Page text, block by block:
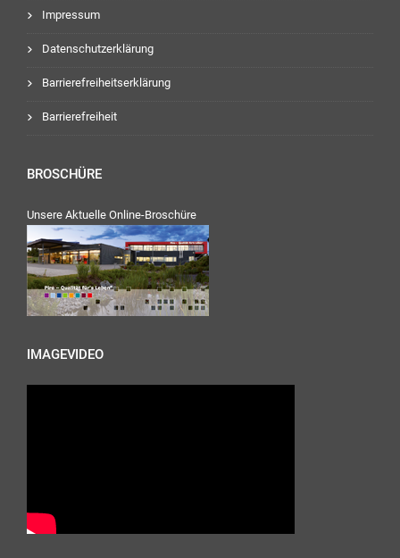
Impressum
Datenschutzerklärung
Barrierefreiheitserklärung
Barrierefreiheit
BROSCHÜRE
Unsere Aktuelle Online-Broschüre
IMAGEVIDEO